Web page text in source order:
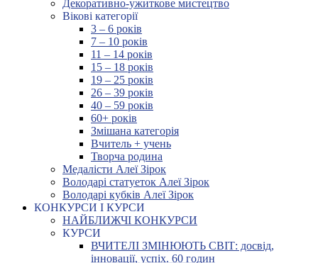
Декоративно-ужиткове мистецтво
Вікові категорії
3 – 6 років
7 – 10 років
11 – 14 років
15 – 18 років
19 – 25 років
26 – 39 років
40 – 59 років
60+ років
Змішана категорія
Вчитель + учень
Творча родина
Медалісти Алеї Зірок
Володарі статуеток Алеї Зірок
Володарі кубків Алеї Зірок
КОНКУРСИ І КУРСИ
НАЙБЛИЖЧІ КОНКУРСИ
КУРСИ
ВЧИТЕЛІ ЗМІНЮЮТЬ СВІТ: досвід,
інновації, успіх. 60 годин